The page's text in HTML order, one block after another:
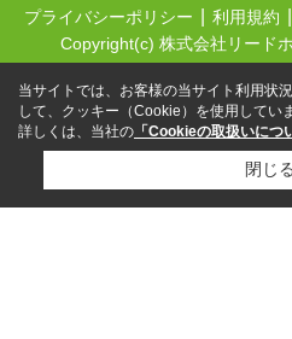
プライバシーポリシー 利用規約
Copyright(c) 株式会社リード
当サイトでは、お客様の当サイト利用状
して、クッキー（Cookie）を使用してい
詳しくは、当社の 「Cookieの取扱いにつ
閉じる